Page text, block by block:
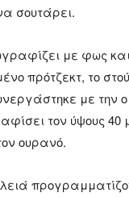
σουτάρει.
με φως
πρότζεκτ, το
με την
τον ύψους 40
ουρανό.